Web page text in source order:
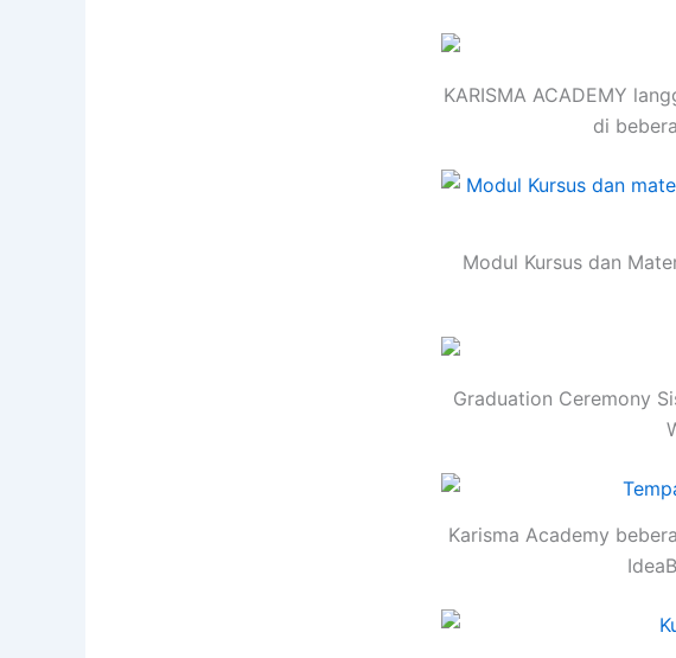
KARISMA ACADEMY
di
Modul Kursus dan
Graduation Ceremony
Karisma Academy